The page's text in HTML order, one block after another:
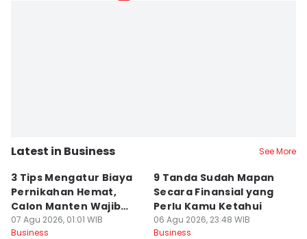
Latest in Business See More
3 Tips Mengatur Biaya
Pernikahan Hemat,
Calon Manten Wajib
Nyimak!
07 Agu 2026, 01:01 WIB
Business
9 Tanda Sudah Mapan
Secara Finansial yang
Perlu Kamu Ketahui
06 Agu 2026, 23:48 WIB
Business